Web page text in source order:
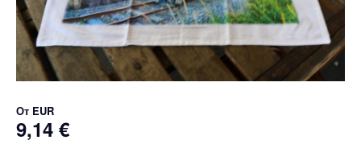
От EUR
9,14 €